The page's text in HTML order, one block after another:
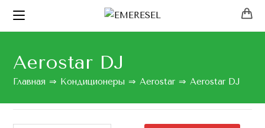
Aerostar DJ
Главная ⇒ Кондиционеры ⇒ Aerostar ⇒ Aerostar DJ